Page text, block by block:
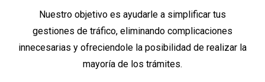
Nuestro objetivo es ayudarle a simplificar tus
gestiones de tráfico, eliminando complicaciones
innecesarias y ofreciendole la posibilidad de realizar la
mayoría de los trámites.